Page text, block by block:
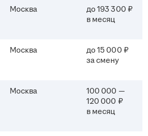
Москва
до 193 300 ₽
в месяц
Москва
до 15 000 ₽
за смену
Москва
100 000 —
120 000 ₽
в месяц